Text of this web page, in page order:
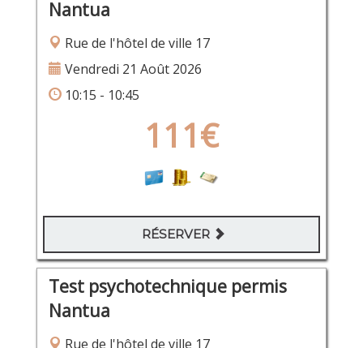
Nantua
Rue de l'hôtel de ville 17
Vendredi 21 Août 2026
10:15 - 10:45
111€
RÉSERVER
Test psychotechnique permis
Nantua
Rue de l'hôtel de ville 17